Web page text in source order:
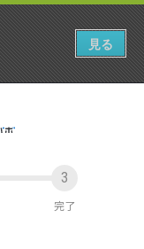
見る
完了